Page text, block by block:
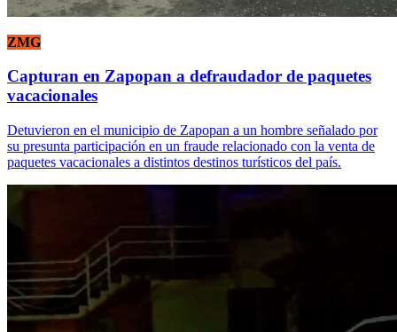
ZMG
Capturan en Zapopan a defraudador de paquetes
vacacionales
Detuvieron en el municipio de Zapopan a un hombre señalado por
su presunta participación en un fraude relacionado con la venta de
paquetes vacacionales a distintos destinos turísticos del país.